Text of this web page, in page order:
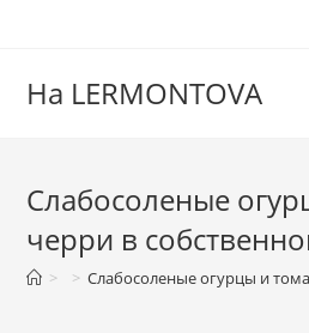
На LERMONTOVA
Слабосоленые
черри в
> > Слабосоленые огурцы и